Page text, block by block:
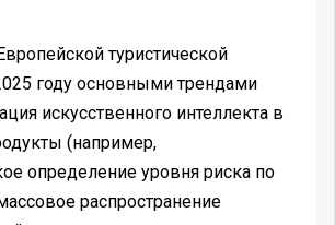
туристической
году основными трендами
искусственного интеллекта в
(например,
определение уровня риска по
распространение